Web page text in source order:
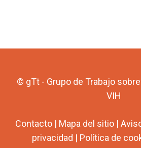
© gTt - Grupo de Trabajo
VIH
Contacto | Mapa del sitio |
privacidad | Política de